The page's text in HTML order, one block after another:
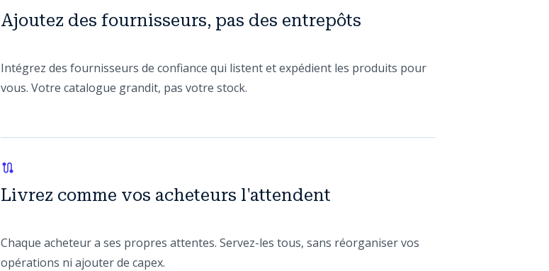
Ajoutez des fournisseurs, pas des entrepôts
Intégrez des fournisseurs de confiance qui listent et expédient les produits pour
vous. Votre catalogue grandit, pas votre stock.
Livrez comme vos acheteurs l'attendent
Chaque acheteur a ses propres attentes. Servez-les tous, sans réorganiser vos
opérations ni ajouter de capex.